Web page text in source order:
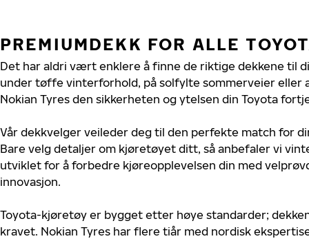
PREMIUMDEKK FOR ALLE
Det har aldri vært enklere å finne de riktige dekkene til
under tøffe vinterforhold, på solfylte sommerveier eller
Nokian Tyres den sikkerheten og ytelsen din Toyota
Vår dekkvelger veileder deg til den perfekte match for
Bare velg detaljer om kjøretøyet ditt, så anbefaler vi
utviklet for å forbedre kjøreopplevelsen din med
innovasjon.
Toyota-kjøretøy er bygget etter høye standarder;
kravet. Nokian Tyres har flere tiår med nordisk